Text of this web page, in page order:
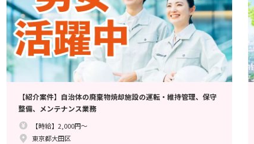
【紹介案件】自治体の廃棄物焼却施設の運転・維持管理、保守
整備、メンテナンス業務
【時給】2,000円～
東京都大田区